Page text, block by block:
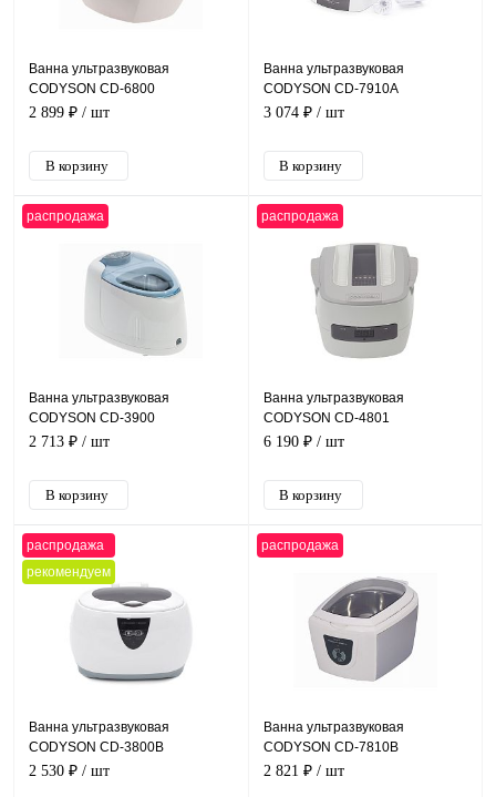
Ванна ультразвуковая
CODYSON CD-6800
2 899 ₽ / шт
Ванна ультразвуковая
CODYSON CD-7910A
3 074 ₽ / шт
распродажа
Ванна ультразвуковая
CODYSON CD-3900
2 713 ₽ / шт
распродажа
Ванна ультразвуковая
CODYSON CD-4801
6 190 ₽ / шт
распродажа
рекомендуем
Ванна ультразвуковая
CODYSON CD-3800B
2 530 ₽ / шт
распродажа
Ванна ультразвуковая
CODYSON CD-7810B
2 821 ₽ / шт